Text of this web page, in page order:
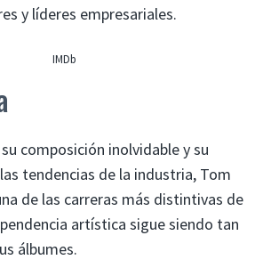
y líderes empresariales.
IMDb
composición inolvidable y su
tendencias de la industria, Tom
de las carreras más distintivas de
artística sigue siendo tan
álbumes.